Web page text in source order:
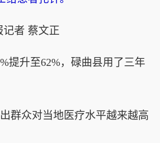
者 蔡文正
升至62%，碌曲县用了三年
众对当地医疗水平越来越高